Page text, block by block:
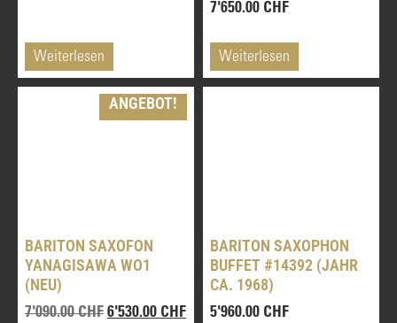
Weiterlesen
7'650.00 CHF
Weiterlesen
ANGEBOT!
BARITON SAXOFON
YANAGISAWA WO1
(NEU)
7'090.00CHF 6'530.00 CHF
BARITON SAXOPHON
BUFFET #14392 (JAHR
CA. 1968)
5'960.00 CHF